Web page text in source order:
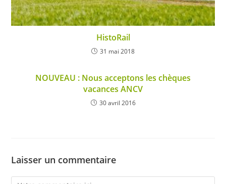
HistoRail
31 mai 2018
NOUVEAU : Nous acceptons les chèques
vacances ANCV
30 avril 2016
Laisser un commentaire